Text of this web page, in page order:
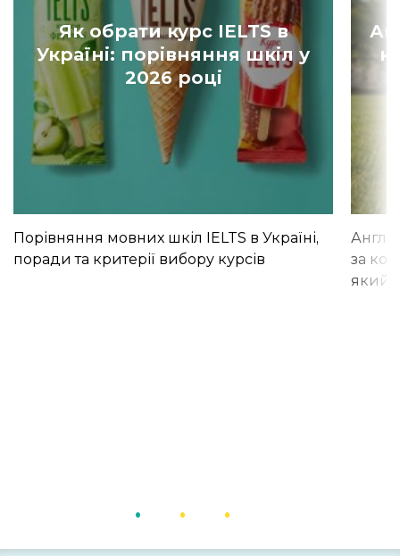
Як обрати курс IELTS в
Україні: порівняння шкіл у
2026 році
Порівняння мовних шкіл IELTS в Україні,
поради та критерії вибору курсів
за
який